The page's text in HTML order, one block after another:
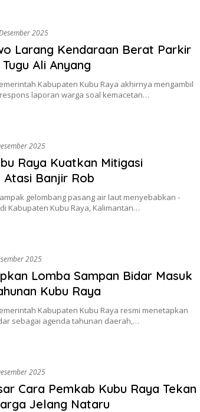
2025
Larang Kendaraan Berat Parkir
Ali Anyang
Kabupaten Kubu Raya akhirnya mengambil
laporan warga soal kemacetan…
2025
Raya Kuatkan Mitigasi
Atasi Banjir Rob
gelombang pasang air laut menyebabkan
Kabupaten Kubu Raya, Kalimantan…
2025
Lomba Sampan Bidar Masuk
Kubu Raya
Kabupaten Kubu Raya resmi menetapkan
sebagai agenda tahunan daerah,…
2025
Cara Pemkab Kubu Raya Tekan
Jelang Nataru